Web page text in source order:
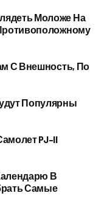
Моложе На
С Внешность, По
Популярны
PJ–II
В
Самые